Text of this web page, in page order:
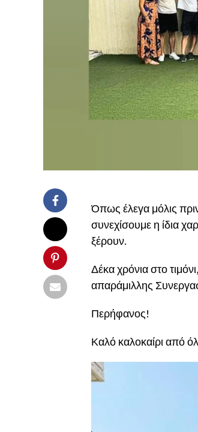
Όπως έλεγα μόλις
συνεχίσουμε η ίδια
ξέρουν.
Δέκα χρόνια στο
απαράμιλλης
Περήφανος!
Καλό καλοκαίρι από